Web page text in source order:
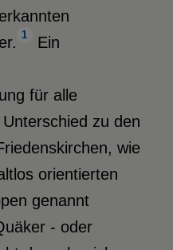
1
Ein
für alle
zu den
wie
orientierten
genannt
- oder